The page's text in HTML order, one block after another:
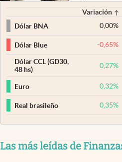
Variación
Dólar BNA
0,00%
Dólar Blue -0,65%
Dólar CCL (GD30,
48 hs)
0,27%
Euro 0,32%
Real brasileño 0,35%
Las más leídas de